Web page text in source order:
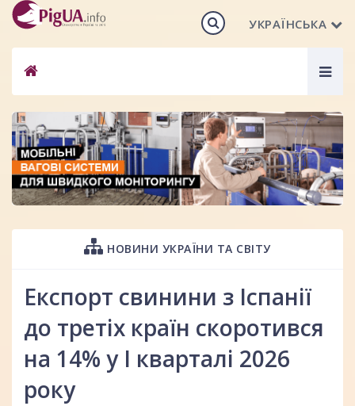
УКРАЇНСЬКА
НОВИНИ УКРАЇНИ ТА СВІТУ
Експорт свинини з Іспанії
до третіх країн скоротився
на 14% у І кварталі 2026
року